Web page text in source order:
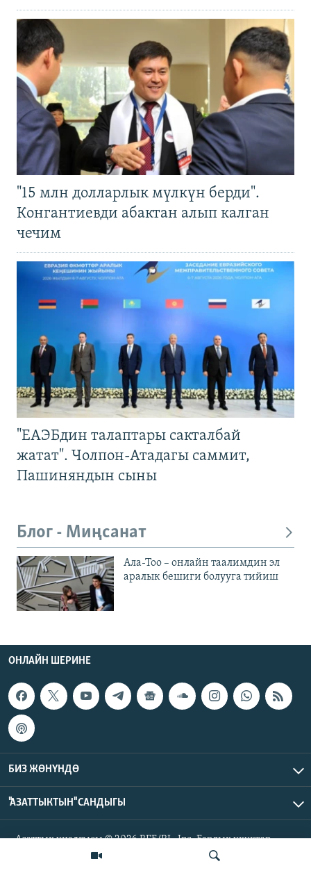
"15 млн долларлык мүлкүн берди".
Конгантиевди абактан алып калган
чечим
"ЕАЭБдин талаптары сакталбай
жатат". Чолпон-Атадагы саммит,
Пашиняндын сыны
Блог - Миңсанат
Ала-Тоо – онлайн таалимдин эл
аралык бешиги болууга тийиш
ОНЛАЙН ШЕРИНЕ
БИЗ ЖӨНҮНДӨ
"АЗАТТЫКТЫН" САНДЫГЫ
Азаттык үналгысы © 2026 RFE/RL, Inc. Бардык укуктар